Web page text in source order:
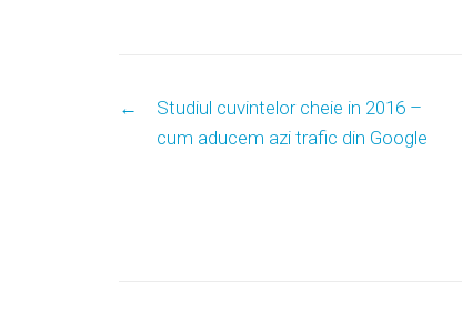
Post navigation
←
Studiul cuvintelor cheie in 2016 –
cum aducem azi trafic din Google